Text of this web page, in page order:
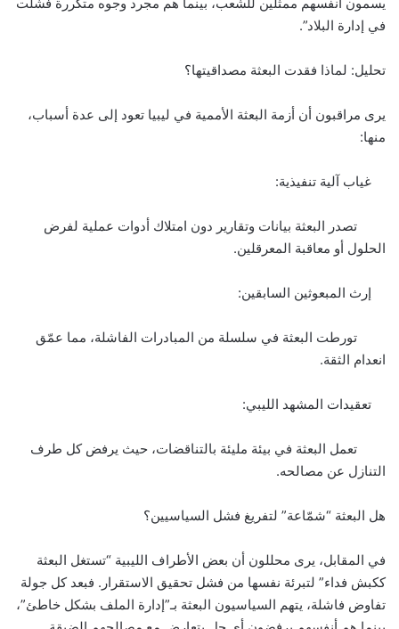
في إدارة البلاد”.
تحليل: لماذا فقدت البعثة مصداقيتها؟
يرى مراقبون أن أزمة البعثة الأممية في ليبيا تعود إلى عدة أسباب،
منها:
غياب آلية تنفيذية:
تصدر البعثة بيانات وتقارير دون امتلاك أدوات عملية لفرض
الحلول أو معاقبة المعرقلين.
إرث المبعوثين السابقين:
تورطت البعثة في سلسلة من المبادرات الفاشلة، مما عمّق
انعدام الثقة.
تعقيدات المشهد الليبي:
تعمل البعثة في بيئة مليئة بالتناقضات، حيث يرفض كل طرف
التنازل عن مصالحه.
هل البعثة “شمّاعة” لتفريغ فشل السياسيين؟
في المقابل، يرى محللون أن بعض الأطراف الليبية “تستغل البعثة
ككبش فداء” لتبرئة نفسها من فشل تحقيق الاستقرار. فبعد كل جولة
تفاوض فاشلة، يتهم السياسيون البعثة بـ”إدارة الملف بشكل خاطئ”،